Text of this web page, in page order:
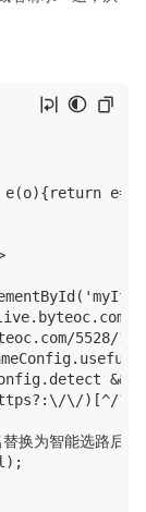
5528/
&&
\/)[^/
换为智能选路